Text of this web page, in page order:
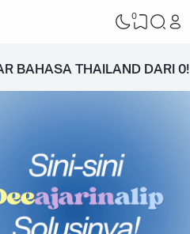
0
BAHASA THAILAND DARI 0!